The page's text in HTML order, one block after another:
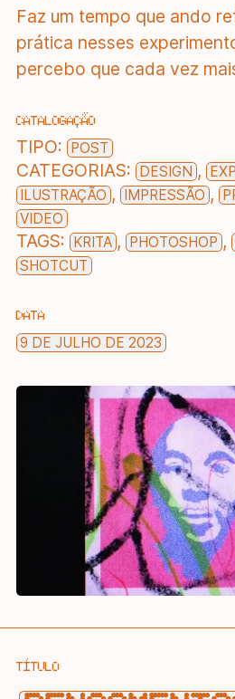
Faz um tempo que ando
prática nesses
percebo que cada vez
CATALOGAÇÃO
TIPO: POST
CATEGORIAS: DESIGN ,
ILUSTRAÇÃO , IMPRESSÃO ,
VIDEO
TAGS: KRITA , PHOTOSHOP ,
SHOTCUT
DATA
9 DE JULHO DE 2023
TÍTULO